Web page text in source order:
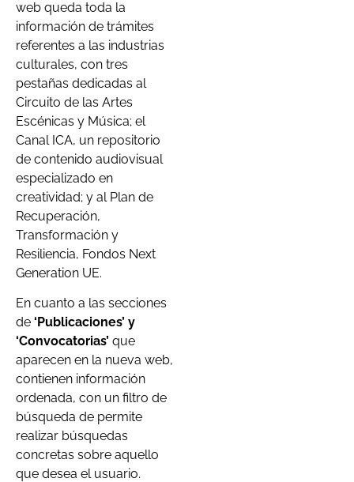
web queda toda la
información de trámites
referentes a las industrias
culturales, con tres
pestañas dedicadas al
Circuito de las Artes
Escénicas y Música; el
Canal ICA, un repositorio
de contenido audiovisual
especializado en
creatividad; y al Plan de
Recuperación,
Transformación y
Resiliencia, Fondos Next
Generation UE.
En cuanto a las secciones
de ‘Publicaciones’ y
‘Convocatorias’ que
aparecen en la nueva web,
contienen información
ordenada, con un filtro de
búsqueda de permite
realizar búsquedas
concretas sobre aquello
que desea el usuario.